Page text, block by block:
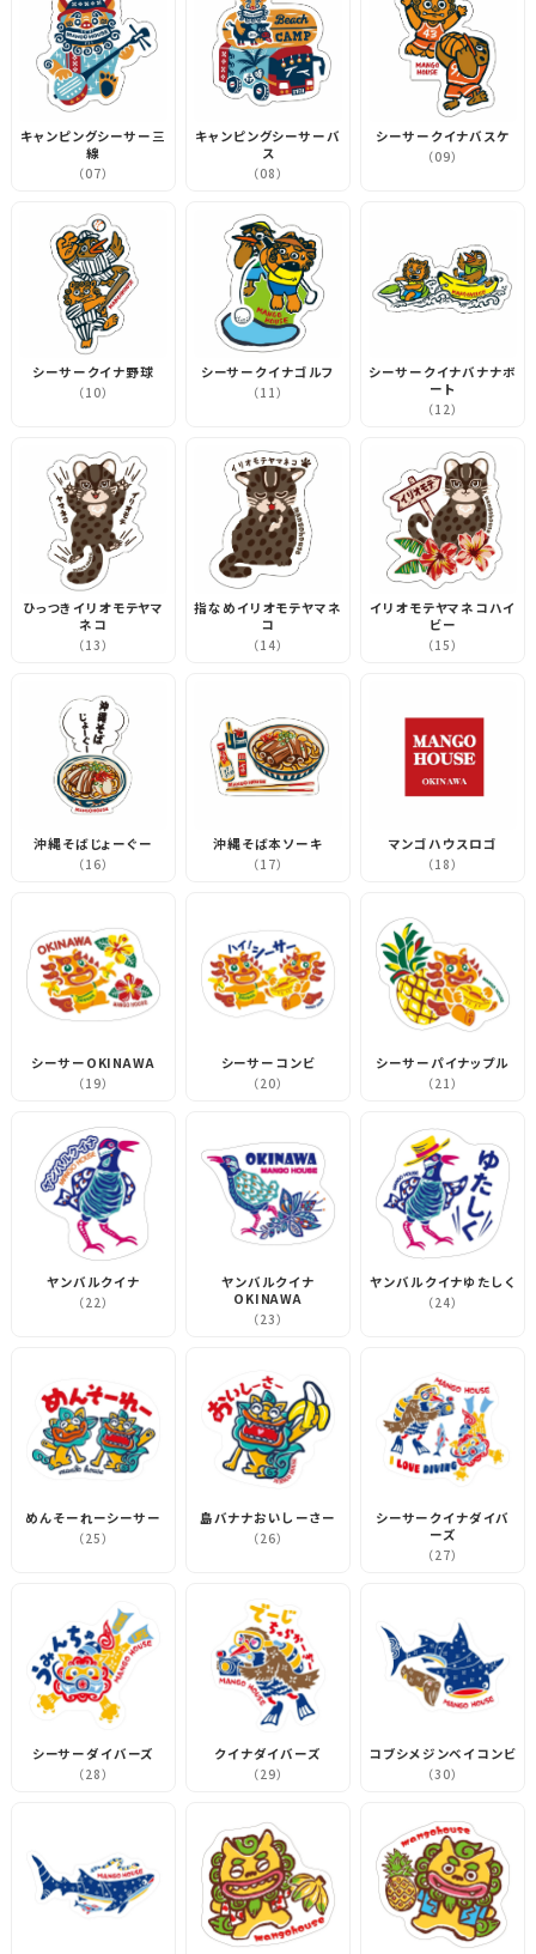
キャンピングシーサー三
線
（07）
キャンピングシーサーバ
ス
（08）
シーサークイナバスケ
（09）
シーサークイナ野球
（10）
シーサークイナゴルフ
（11）
シーサークイナバナナボ
ート
（12）
ひっつきイリオモテヤマ
ネコ
（13）
指なめイリオモテヤマネ
コ
（14）
イリオモテヤマネコハイ
ビー
（15）
沖縄そばじょーぐー
（16）
沖縄そば本ソーキ
（17）
マンゴハウスロゴ
（18）
シーサーOKINAWA
（19）
シーサーコンビ
（20）
シーサーパイナップル
（21）
ヤンバルクイナ
（22）
ヤンバルクイナ
OKINAWA
（23）
ヤンバルクイナゆたしく
（24）
めんそーれーシーサー
（25）
島バナナおいしーさー
（26）
シーサークイナダイバ
ーズ
（27）
シーサーダイバーズ
（28）
クイナダイバーズ
（29）
コブシメジンベイコンビ
（30）